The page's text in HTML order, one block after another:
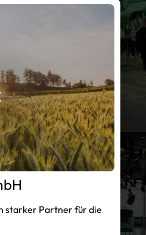
starker Partner für die